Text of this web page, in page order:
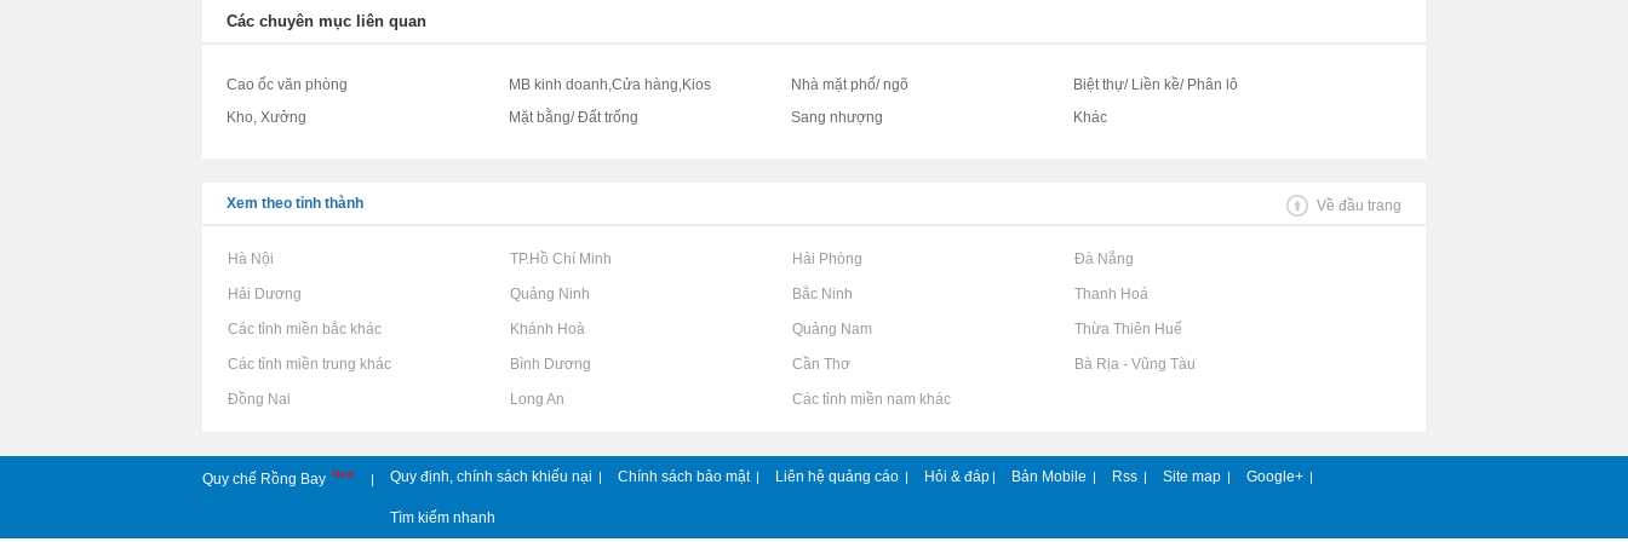
Các chuyên mục liên quan
Cao ốc văn phòng MB kinh doanh,Cửa hàng,Kios Nhà mặt phố/ ngõ
Biệt thự/ Liền kề/ Phân lô
Kho, Xưởng
Mặt bằng/ Đất trống Sang nhượng Khác
Xem theo tỉnh thành Về đầu trang
Rao vặt tại Hà Nội Rao vặt tại TP.Hồ Chí Minh Rao vặt tại Hải Phòng Rao vặt tại Đà Nẵng
Rao vặt tại Hải Dương Rao vặt tại Quảng Ninh Rao vặt tại Bắc Ninh Rao vặt tại Thanh Hoá
Rao vặt tại Các tỉnh miền bắc khác Rao vặt tại Khánh Hoà Rao vặt tại Quảng Nam Rao vặt tại Thừa Thiên Huế
Rao vặt tại Các tỉnh miền trung khác Rao vặt tại Bình Dương Rao vặt tại Cần Thơ Rao vặt tại Bà Rịa - Vũng Tàu
Rao vặt tại Đồng Nai Rao vặt tại Long An Rao vặt tại Các tỉnh miền nam khác
Quy chế Rồng Bay New | Quy định, chính sách khiếu nại | Chính sách bảo mật | Liên hệ quảng cáo | Hỏi & đáp | Bản Mobile | Rss | Site map | Google+ |
Tìm kiếm nhanh